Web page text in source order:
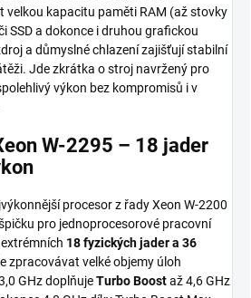
velkou kapacitu paměti RAM (až stovky
SSD a dokonce i druhou grafickou
a důmyslné chlazení zajišťují stabilní
Jde zkrátka o stroj navržený pro
výkon bez kompromisů i v
W-2295 – 18 jader
procesor z řady Xeon W-2200
pro jednoprocesorové pracovní
18 fyzických jader a 36
zpracovávat velké objemy úloh
GHz doplňujeTurbo Boostaž 4,6 GHz